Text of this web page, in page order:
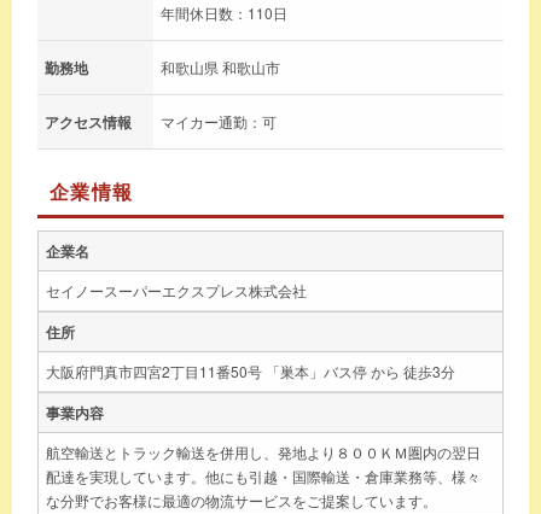
年間休日数：110日
勤務地 和歌山県 和歌山市
アクセス情報 マイカー通勤：可
企業情報
企業名
セイノースーパーエクスプレス株式会社
住所
大阪府門真市四宮2丁目11番50号 「巣本」バス停 から 徒歩3分
事業内容
航空輸送とトラック輸送を併用し、発地より８００ＫＭ圏内の翌日
配達を実現しています。他にも引越・国際輸送・倉庫業務等、様々
な分野でお客様に最適の物流サービスをご提案しています。